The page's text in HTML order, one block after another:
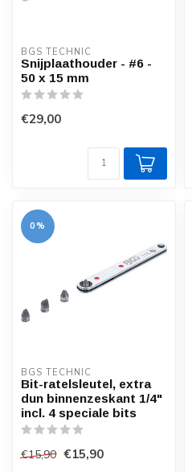
BGS TECHNIC
Snijplaathouder - #6 -
50 x 15 mm
€29,00
0%
BGS TECHNIC
Bit-ratelsleutel, extra
dun binnenzeskant 1/4"
incl. 4 speciale bits
€15,90 €15,90